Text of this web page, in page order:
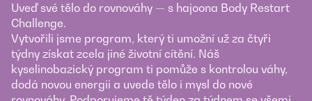
Uveď své tělo do rovnováhy — s hajoona Body Restart
Challenge.
Vytvořili jsme program, který ti umožní už za čtyři
týdny získat zcela jiné životní cítění. Náš
kyselinobazický program ti pomůže s kontrolou váhy,
dodá novou energii a uvede tělo i mysl do nové